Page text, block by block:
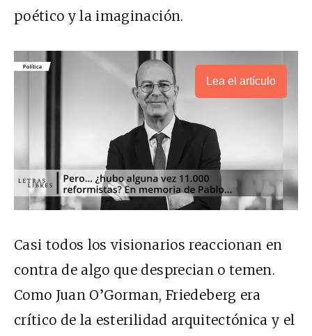
poético y la imaginación.
Lea el artículo
Casi todos los visionarios reaccionan en
contra de algo que desprecian o temen.
Como Juan O’Gorman, Friedeberg era
crítico de la esterilidad arquitectónica y el